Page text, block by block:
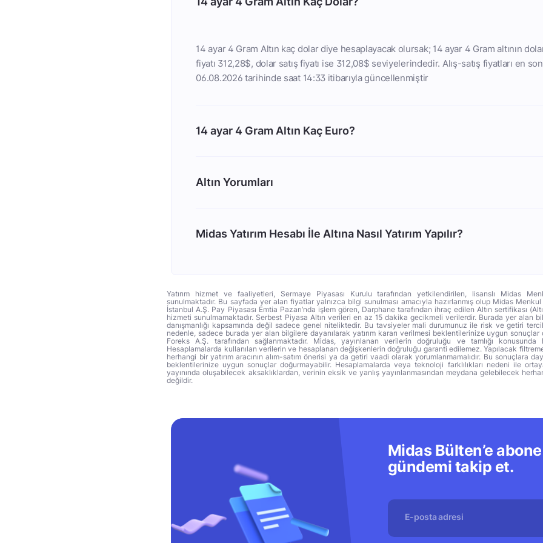
14 ayar 4 Gram Altın kaç dolar diye hesaplayacak olursak; 14 ayar 4 Gram altının
fiyatı 312,28$, dolar satış fiyatı ise 312,08$ seviyelerindedir. Alış-satış fiyatları en son
06.08.2026 tarihinde saat 14:33 itibarıyla güncellenmiştir
14 ayar 4 Gram Altın Kaç Euro?
Altın Yorumları
Midas Yatırım Hesabı İle Altına Nasıl Yatırım Yapılır?
Yatırım hizmet ve faaliyetleri, Sermaye Piyasası Kurulu tarafından yetkilendirilen, lisanslı Midas
sunulmaktadır. Bu sayfada yer alan fiyatlar yalnızca bilgi sunulması amacıyla hazırlanmış olup Midas
İstanbul A.Ş. Pay Piyasası Emtia Pazarı’nda işlem gören, Darphane tarafından ihraç edilen Altın sertifikası
hizmeti sunulmamaktadır. Serbest Piyasa Altın verileri en az 15 dakika gecikmeli verilerdir. Burada yer alan
danışmanlığı kapsamında değil sadece genel niteliktedir. Bu tavsiyeler mali durumunuz ile risk ve getiri
nedenle, sadece burada yer alan bilgilere dayanılarak yatırım kararı verilmesi beklentilerinize uygun
Foreks A.Ş. tarafından sağlanmaktadır. Midas, yayınlanan verilerin doğruluğu ve tamlığı
Hesaplamalarda kullanılan verilerin ve hesaplanan değişkenlerin doğruluğu garanti edilemez. Yapılacak
herhangi bir yatırım aracının alım-satım önerisi ya da getiri vaadi olarak yorumlanmamalıdır. Bu sonuçlara
beklentilerinize uygun sonuçlar doğurmayabilir. Hesaplamalarda veya teknoloji farklılıkları nedeni ile
yayınında oluşabilecek aksaklıklardan, verinin eksik ve yanlış yayınlanmasından meydana gelebilecek
değildir.
Midas Bülten’e
gündemi takip et.